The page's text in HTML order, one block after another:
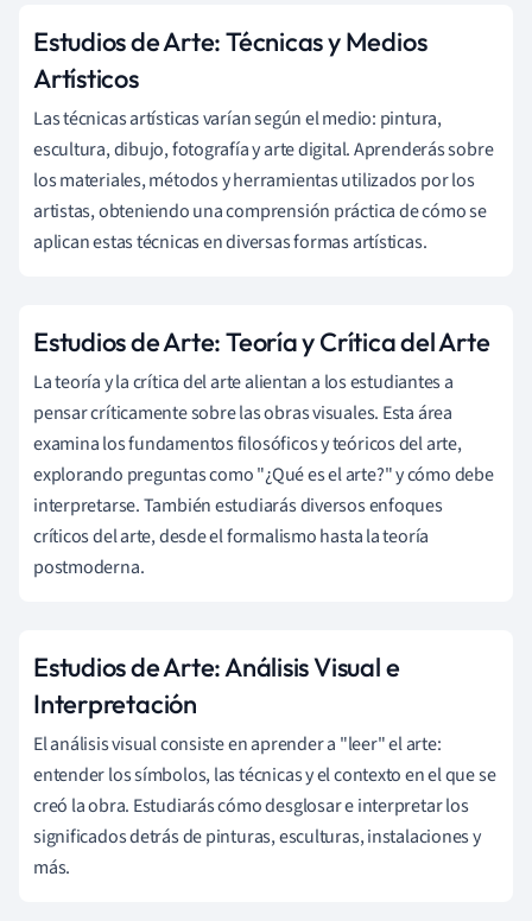
Estudios de Arte: Técnicas y Medios
Artísticos
Las técnicas artísticas varían según el medio: pintura,
escultura, dibujo, fotografía y arte digital. Aprenderás sobre
los materiales, métodos y herramientas utilizados por los
artistas, obteniendo una comprensión práctica de cómo se
aplican estas técnicas en diversas formas artísticas.
Estudios de Arte: Teoría y Crítica del Arte
La teoría y la crítica del arte alientan a los estudiantes a
pensar críticamente sobre las obras visuales. Esta área
examina los fundamentos filosóficos y teóricos del arte,
explorando preguntas como "¿Qué es el arte?" y cómo debe
interpretarse. También estudiarás diversos enfoques
críticos del arte, desde el formalismo hasta la teoría
postmoderna.
Estudios de Arte: Análisis Visual e
Interpretación
El análisis visual consiste en aprender a "leer" el arte:
entender los símbolos, las técnicas y el contexto en el que se
creó la obra. Estudiarás cómo desglosar e interpretar los
significados detrás de pinturas, esculturas, instalaciones y
más.